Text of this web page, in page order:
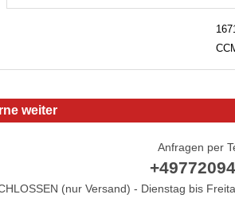
weiter
Anfragen per
(nur Versand) - Dienstag bis